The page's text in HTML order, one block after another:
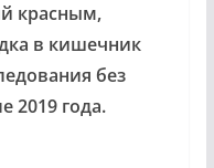
красным,
в кишечник
без
2019 года.